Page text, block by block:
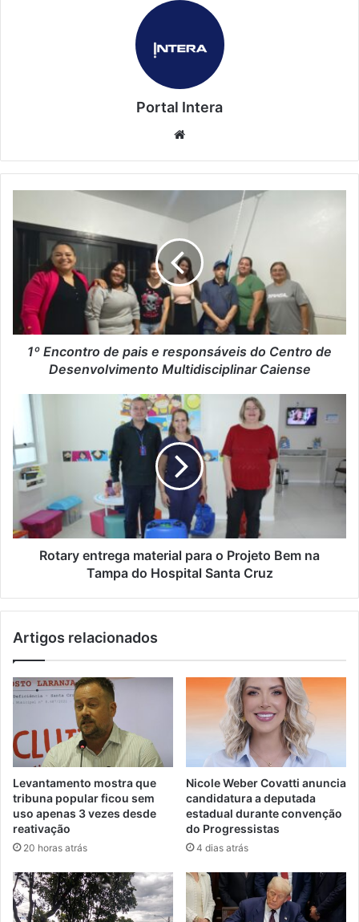
Portal Intera
1º Encontro de pais e responsáveis do Centro de
Desenvolvimento Multidisciplinar Caiense
Rotary entrega material para o Projeto Bem na
Tampa do Hospital Santa Cruz
Artigos relacionados
Levantamento mostra que
tribuna popular ficou sem
uso apenas 3 vezes desde
reativação
20 horas atrás
Nicole Weber Covatti anuncia
candidatura a deputada
estadual durante convenção
do Progressistas
4 dias atrás